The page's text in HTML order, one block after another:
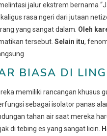
jalur ekstrem bernama
rasa ngeri dari jutaan
yang sangat dalam. Oleh
tersebut. Selain itu,
BIASA DI
memiliki rancangan khusus
sebagai isolator panas
tahan air saat mereka
di tebing es yang sangat licin.